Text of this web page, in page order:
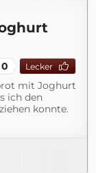
0 Lecker
mit Joghurt
ich den
konnte.